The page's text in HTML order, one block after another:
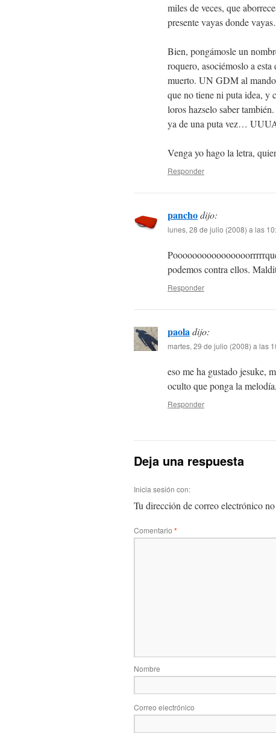
miles de veces, que
presente vayas donde
Bien, pongámosle un
roquero, asociémoslo a
muerto. UN GDM al mando
que no tiene ni puta idea, y
loros hazselo saber
ya de una puta vez…
Venga yo hago la letra,
Responder
panchodijo:
lunes, 28 de julio (2008) a las
podemos contra ellos.
Responder
paoladijo:
martes, 29 de julio (2008) a las
eso me ha gustado jesuke,
oculto que ponga la
Responder
Deja una respuesta
Inicia sesión con:
Tu dirección de correo electrónico
Comentario *
Nombre
Correo electrónico